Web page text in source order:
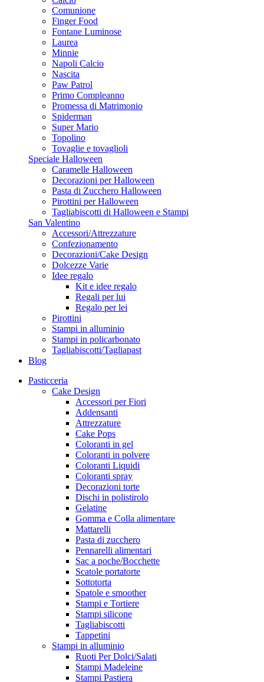
Comunione
Finger Food
Fontane Luminose
Laurea
Minnie
Napoli Calcio
Nascita
Paw Patrol
Primo Compleanno
Promessa di Matrimonio
Spiderman
Super Mario
Topolino
Tovaglie e tovaglioli
Speciale Halloween
Caramelle Halloween
Decorazioni per Halloween
Pasta di Zucchero Halloween
Pirottini per Halloween
Tagliabiscotti di Halloween e Stampi
San Valentino
Accessori/Attrezzature
Confezionamento
Decorazioni/Cake Design
Dolcezze Varie
Idee regalo
Kit e idee regalo
Regali per lui
Regalo per lei
Pirottini
Stampi in alluminio
Stampi in policarbonato
Tagliabiscotti/Tagliapast
Blog
Pasticceria
Cake Design
Accessori per Fiori
Addensanti
Attrezzature
Cake Pops
Coloranti in gel
Coloranti in polvere
Coloranti Liquidi
Coloranti spray
Decorazioni torte
Dischi in polistirolo
Gelatine
Gomma e Colla alimentare
Mattarelli
Pasta di zucchero
Pennarelli alimentari
Sac a poche/Bocchette
Scatole portatorte
Sottotorta
Spatole e smoother
Stampi e Tortiere
Stampi silicone
Tagliabiscotti
Tappetini
Stampi in alluminio
Ruoti Per Dolci/Salati
Stampi Madeleine
Stampi Pastiera